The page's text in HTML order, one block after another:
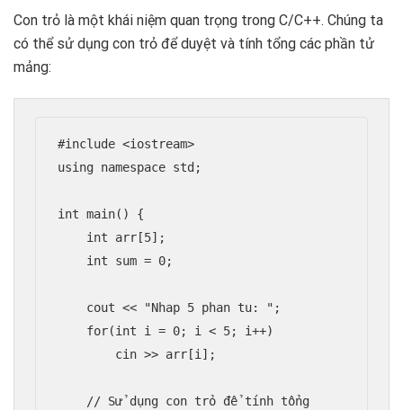
Con trỏ là một khái niệm quan trọng trong C/C++. Chúng ta
có thể sử dụng con trỏ để duyệt và tính tổng các phần tử
mảng:
#include <iostream>
using namespace std;
int main() {
    int arr[5];
    int sum = 0;
    cout << "Nhap 5 phan tu: ";
    for(int i = 0; i < 5; i++)
        cin >> arr[i];
    // Sử dụng con trỏ để tính tổng